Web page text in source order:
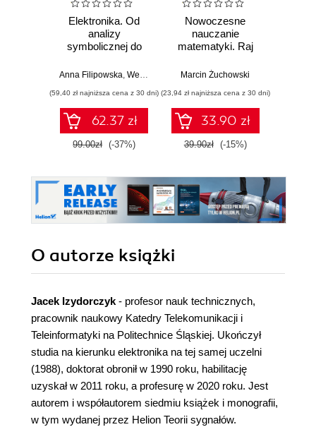
Elektronika. Od
analizy
symbolicznej do
kwantowych
Anna Filipowska, Weronika Izydorczyk ,Jacek Izydorczyk
(59,40 zł najniższa cena z 30 dni)
62.37 zł
99.00zł (-37%)
Nowoczesne
nauczanie
matematyki. Raj
kalkulatora?
Marcin Żuchowski
(23,94 zł najniższa cena z 30 dni)
33.90 zł
39.90zł (-15%)
O autorze książki
Jacek Izydorczyk - profesor nauk technicznych,
pracownik naukowy Katedry Telekomunikacji i
Teleinformatyki na Politechnice Śląskiej. Ukończył
studia na kierunku elektronika na tej samej uczelni
(1988), doktorat obronił w 1990 roku, habilitację
uzyskał w 2011 roku, a profesurę w 2020 roku. Jest
autorem i współautorem siedmiu książek i monografii,
w tym wydanej przez Helion Teorii sygnałów.